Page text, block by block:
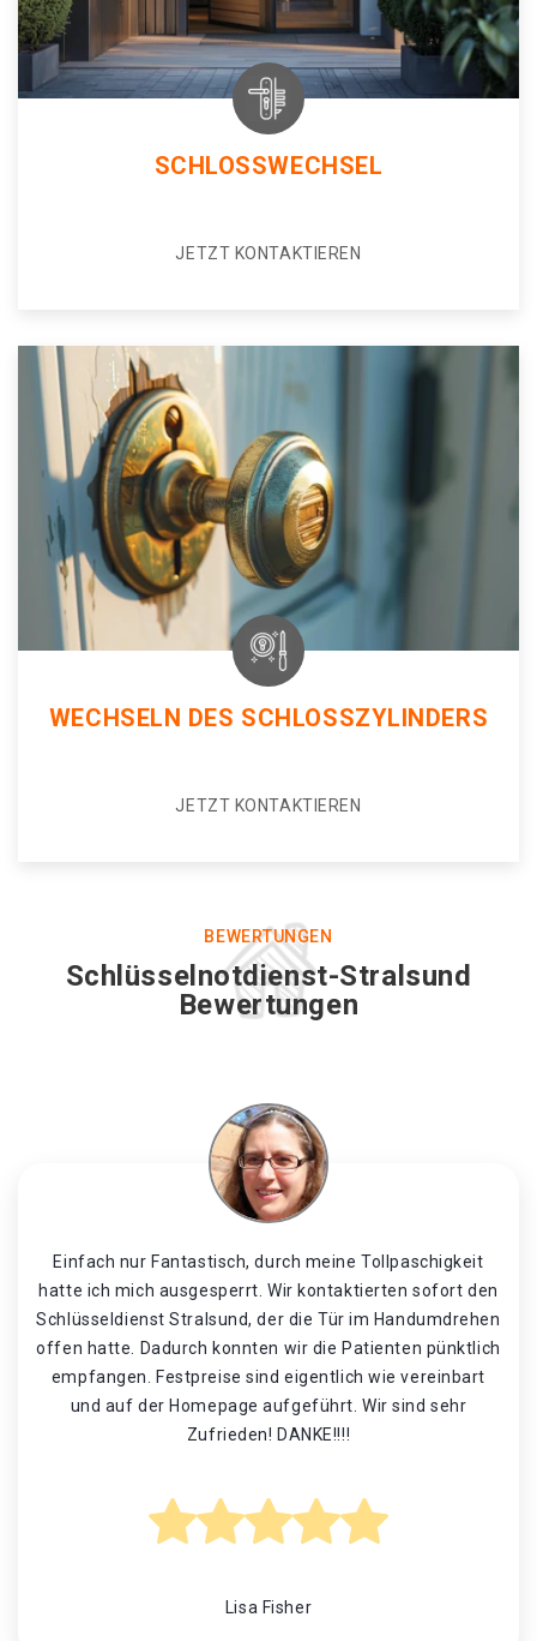
SCHLOSSWECHSEL
JETZT KONTAKTIEREN
WECHSELN DES SCHLOSSZYLINDERS
JETZT KONTAKTIEREN
BEWERTUNGEN
Schlüsselnotdienst-Stralsund
Bewertungen
Einfach nur Fantastisch, durch meine Tollpaschigkeit
hatte ich mich ausgesperrt. Wir kontaktierten sofort den
Schlüsseldienst Stralsund, der die Tür im Handumdrehen
offen hatte. Dadurch konnten wir die Patienten pünktlich
empfangen. Festpreise sind eigentlich wie vereinbart
und auf der Homepage aufgeführt. Wir sind sehr
Zufrieden! DANKE!!!!
Lisa Fisher